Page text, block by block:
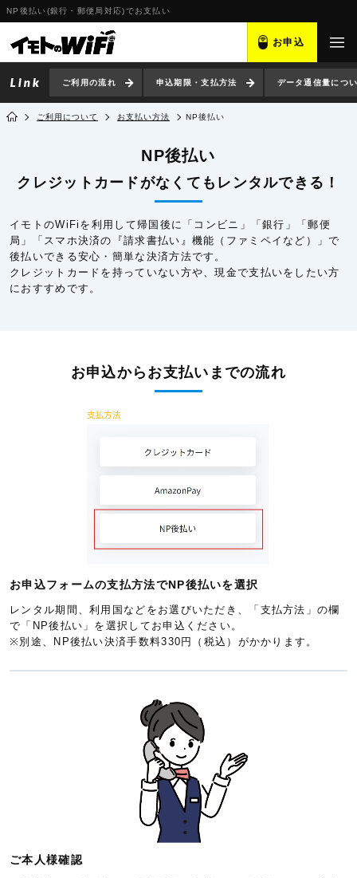
NP後払い(銀行・郵便局対応)でお支払い
お申込
ご利用の流れ 申込期限・支払方法 データ通信量につ
ご利用について お支払い方法 NP後払い
NP後払い
クレジットカードがなくてもレンタルできる！
イモトのWiFiを利用して帰国後に「コンビニ」「銀行」「郵便
局」「スマホ決済の『請求書払い』機能（ファミペイなど）」で
後払いできる安心・簡単な決済方法です。
クレジットカードを持っていない方や、現金で支払いをしたい方
におすすめです。
お申込からお支払いまでの流れ
お申込フォームの支払方法でNP後払いを選択
レンタル期間、利用国などをお選びいただき、「支払方法」の欄
で「NP後払い」を選択してお申込ください。
※別途、NP後払い決済手数料330円（税込）がかかります。
ご本人様確認